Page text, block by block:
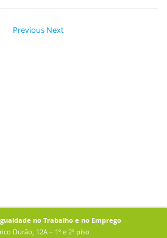
Previous Next
no Trabalho e no Emprego
Durão, 12A – 1º e 2º piso